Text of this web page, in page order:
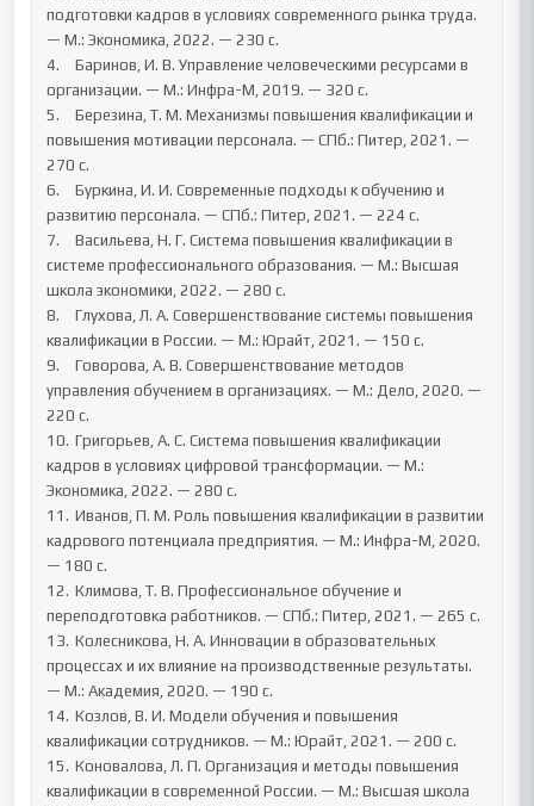
подготовки кадров в условиях современного рынка труда.
— М.: Экономика, 2022. — 230 с.
4.	Баринов, И. В. Управление человеческими ресурсами в
организации. — М.: Инфра-М, 2019. — 320 с.
5.	Березина, Т. М. Механизмы повышения квалификации и
повышения мотивации персонала. — СПб.: Питер, 2021. —
270 с.
6.	Буркина, И. И. Современные подходы к обучению и
развитию персонала. — СПб.: Питер, 2021. — 224 с.
7.	Васильева, Н. Г. Система повышения квалификации в
системе профессионального образования. — М.: Высшая
школа экономики, 2022. — 280 с.
8.	Глухова, Л. А. Совершенствование системы повышения
квалификации в России. — М.: Юрайт, 2021. — 150 с.
9.	Говорова, А. В. Совершенствование методов
управления обучением в организациях. — М.: Дело, 2020. —
220 с.
10.	Григорьев, А. С. Система повышения квалификации
кадров в условиях цифровой трансформации. — М.:
Экономика, 2022. — 280 с.
11.	Иванов, П. М. Роль повышения квалификации в развитии
кадрового потенциала предприятия. — М.: Инфра-М, 2020.
— 180 с.
12.	Климова, Т. В. Профессиональное обучение и
переподготовка работников. — СПб.: Питер, 2021. — 265 с.
13.	Колесникова, Н. А. Инновации в образовательных
процессах и их влияние на производственные результаты.
— М.: Академия, 2020. — 190 с.
14.	Козлов, В. И. Модели обучения и повышения
квалификации сотрудников. — М.: Юрайт, 2021. — 200 с.
15.	Коновалова, Л. П. Организация и методы повышения
квалификации в современной России. — М.: Высшая школа